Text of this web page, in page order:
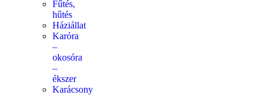
Fűtés,
hűtés
Háziállat
Karóra
–
okosóra
–
ékszer
Karácsony